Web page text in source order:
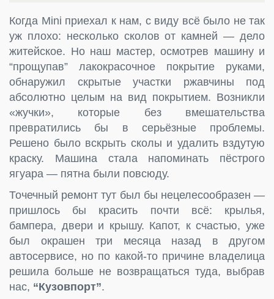
Когда Mini приехал к нам, с виду всё было не так
уж плохо: несколько сколов от камней — дело
житейское. Но наш мастер, осмотрев машину и
“прощупав” лакокрасочное покрытие руками,
обнаружил скрытые участки ржавчины под
абсолютно целым на вид покрытием. Возникли
«жучки», которые без вмешательства
превратились бы в серьёзные проблемы.
Решено было вскрыть сколы и удалить вздутую
краску. Машина стала напоминать пёстрого
ягуара — пятна были повсюду.
Точечный ремонт тут был бы нецелесообразен —
пришлось бы красить почти всё: крылья,
бампера, двери и крышу. Капот, к счастью, уже
был окрашен три месяца назад в другом
автосервисе, но по какой-то причине владелица
решила больше не возвращаться туда, выбрав
нас, “Кузовпорт”.